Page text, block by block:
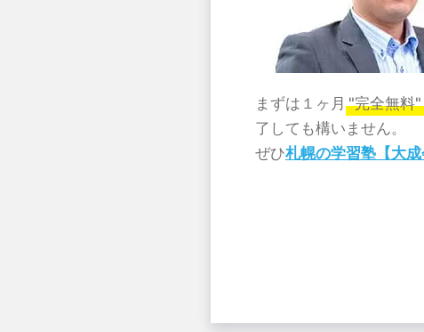
まずは１ヶ月 "完全無料"
了しても構いません。
ぜひ札幌の学習塾【大成